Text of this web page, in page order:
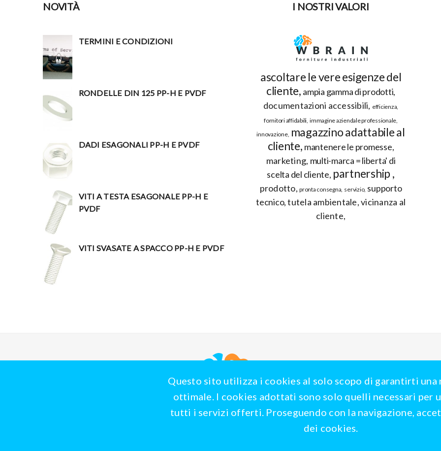
NOVITÀ
TERMINI E CONDIZIONI
RONDELLE DIN 125 PP-H E PVDF
DADI ESAGONALI PP-H E PVDF
VITI A TESTA ESAGONALE PP-H E
PVDF
VITI SVASATE A SPACCO PP-H E PVDF
I NOSTRI VALORI
ascoltare le vere esigenze del
cliente ampia gamma di prodotti
documentazioni accessibili
efficienza
fornitori affidabili immagine aziendale professionale
innovazione magazzino adattabile al
cliente mantenere le promesse
marketing multi-marca = liberta' di
scelta del cliente partnership
prodotto pronta consegna servizio supporto
tecnico tutela ambientale vicinanza al
cliente
Questo sito utilizza i cookies al solo scopo di garantirti una
ottimale. I cookies adottati sono solo quelli necessari per
tutti i servizi offerti. Proseguendo con la navigazione,
dei cookies.